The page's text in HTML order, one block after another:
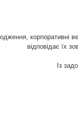
корпоративні
відповідає їх
Із